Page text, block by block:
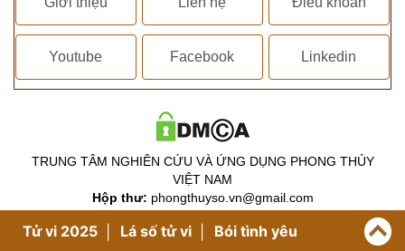
Youtube Facebook Linkedin
TRUNG TÂM NGHIÊN CỨU VÀ ỨNG DỤNG PHONG THỦY
VIỆT NAM
Hộp thư: phongthuyso.vn@gmail.com
Map:https://g.page/phongthuyso
Tử vi 2025 Lá số tử vi Bói tình yêu